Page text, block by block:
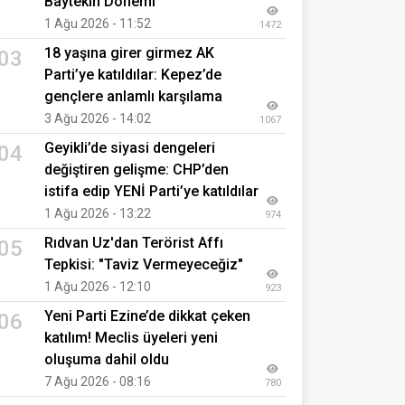
1 Ağu 2026 - 11:52 1472
18 yaşına girer girmez AK
Parti’ye katıldılar: Kepez’de
gençlere anlamlı karşılama
3 Ağu 2026 - 14:02 1067
Geyikli’de siyasi dengeleri
değiştiren gelişme: CHP’den
istifa edip YENİ Parti’ye katıldılar
1 Ağu 2026 - 13:22 974
Rıdvan Uz'dan Terörist Affı
Tepkisi: "Taviz Vermeyeceğiz"
1 Ağu 2026 - 12:10 923
Yeni Parti Ezine’de dikkat çeken
katılım! Meclis üyeleri yeni
oluşuma dahil oldu
7 Ağu 2026 - 08:16 780